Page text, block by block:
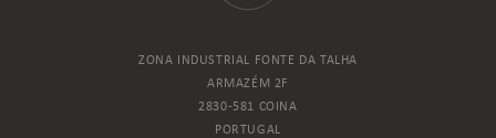
ZONA INDUSTRIAL FONTE DA TALHA
ARMAZÉM 2F
2830-581 COINA
PORTUGAL